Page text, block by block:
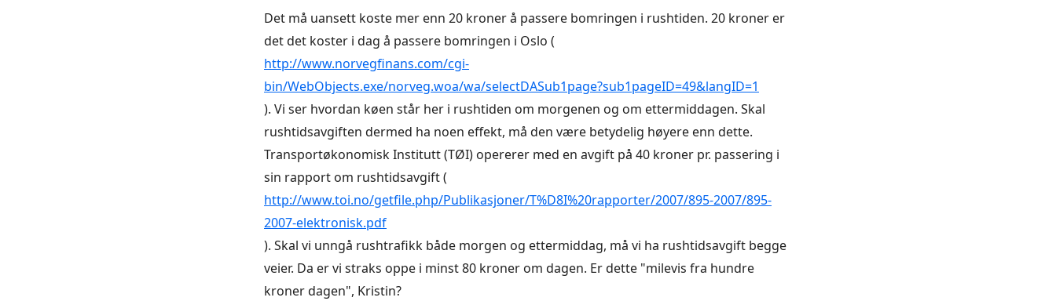
Det må uansett koste mer enn 20 kroner å passere bomringen i rushtiden. 20 kroner er
det det koster i dag å passere bomringen i Oslo (
http://www.norvegfinans.com/cgi-
bin/WebObjects.exe/norveg.woa/wa/selectDASub1page?sub1pageID=49&langID=1
). Vi ser hvordan køen står her i rushtiden om morgenen og om ettermiddagen. Skal
rushtidsavgiften dermed ha noen effekt, må den være betydelig høyere enn dette.
Transportøkonomisk Institutt (TØI) opererer med en avgift på 40 kroner pr. passering i
sin rapport om rushtidsavgift (
http://www.toi.no/getfile.php/Publikasjoner/T%D8I%20rapporter/2007/895-2007/895-
2007-elektronisk.pdf
). Skal vi unngå rushtrafikk både morgen og ettermiddag, må vi ha rushtidsavgift begge
veier. Da er vi straks oppe i minst 80 kroner om dagen. Er dette "milevis fra hundre
kroner dagen", Kristin?